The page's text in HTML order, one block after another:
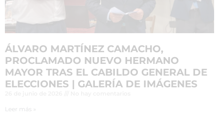
ÁLVARO MARTÍNEZ CAMACHO,
PROCLAMADO NUEVO HERMANO
MAYOR TRAS EL CABILDO GENERAL DE
ELECCIONES | GALERÍA DE IMÁGENES
Leer más »